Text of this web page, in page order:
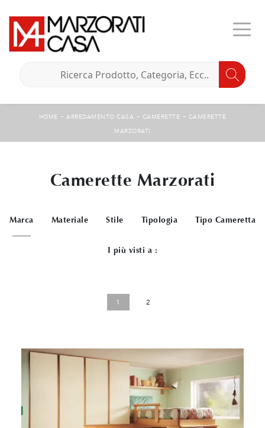
HOME -ARREDAMENTO CASA - CAMERETTE - CAMERETTE
MARZORATI
Camerette Marzorati
Marca Materiale Stile Tipologia Tipo Cameretta
I più visti a :
1 2